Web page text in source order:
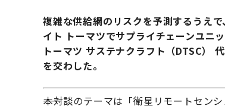
複雑な供給網のリスクを予測するうえ
イト トーマツでサプライチェーンユニ
トーマツ サステナクラフト（DTSC）
を交わした。
――本対談のテーマは「衛星リモートセ